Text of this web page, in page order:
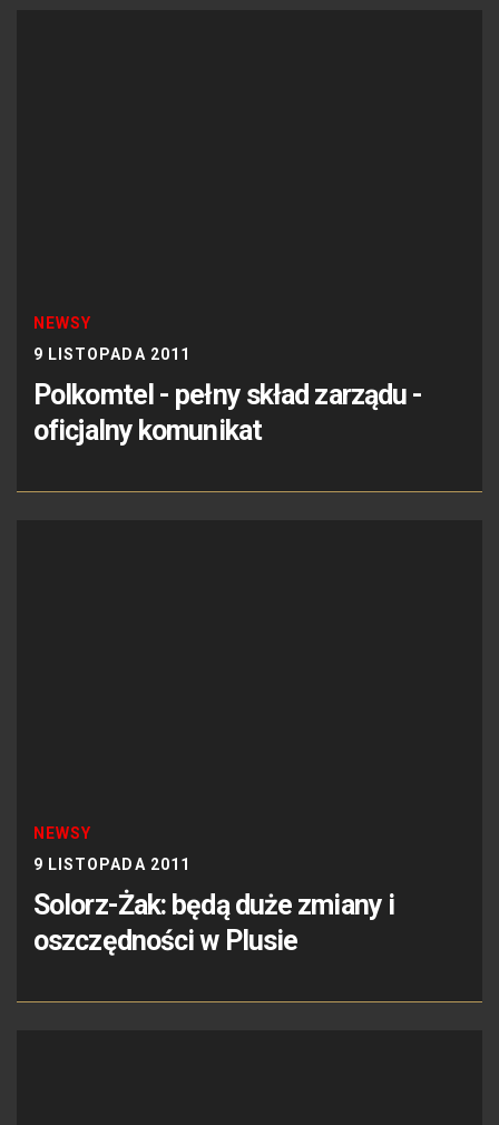
NEWSY
9 LISTOPADA 2011
Polkomtel - pełny skład zarządu -
oficjalny komunikat
NEWSY
9 LISTOPADA 2011
Solorz-Żak: będą duże zmiany i
oszczędności w Plusie